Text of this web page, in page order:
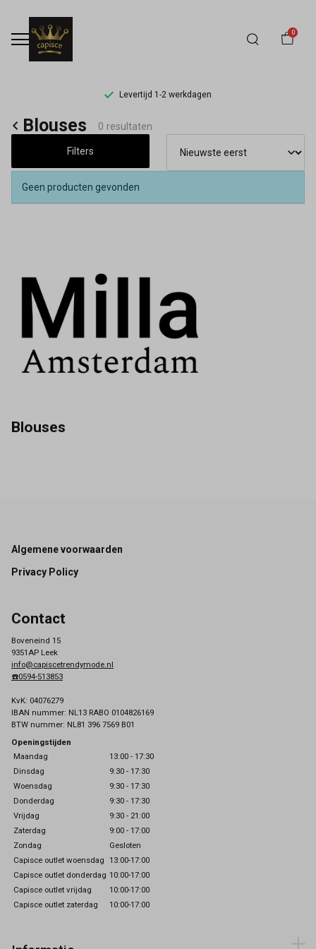
0
Levertijd 1-2 werkdagen
Blouses
Capisce
Mode
Blouses 0 resultaten
Filters
Geen producten gevonden
Blouses
Footer
Algemene voorwaarden
Privacy Policy
Contact
Boveneind 15
9351AP Leek
info@capiscetrendymode.nl
☎️0594-513853
KvK: 04076279
IBAN nummer: NL13 RABO 0104826169
BTW nummer: NL81 396 7569 B01
Openingstijden
Maandag
13:00 - 17:30
Dinsdag
9:30 - 17:30
Woensdag
9:30 - 17:30
Donderdag
9:30 - 17:30
Vrijdag
9:30 - 21:00
Zaterdag
9:00 - 17:00
Zondag
Gesloten
Capisce outlet woensdag 13:00-17:00
Capisce outlet donderdag 10:00-17:00
Capisce outlet vrijdag
10:00-17:00
Capisce outlet zaterdag
10:00-17:00